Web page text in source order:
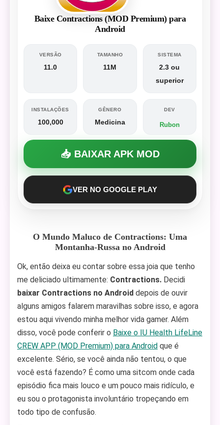
Baixe Contractions (MOD Premium) para
Android
VERSÃO
11.0
TAMANHO
11M
SISTEMA
2.3 ou
superior
INSTALAÇÕES
100,000
GÊNERO
Medicina
DEV
Rubon
📥 BAIXAR APK MOD
VER NO GOOGLE PLAY
O Mundo Maluco de Contractions: Uma
Montanha-Russa no Android
Ok, então deixa eu contar sobre essa joia que tenho
me deliciado ultimamente: Contractions. Decidi
baixar Contractions no Android depois de ouvir
alguns amigos falarem maravilhas sobre isso, e agora
estou aqui vivendo minha melhor vida gamer. Além
disso, você pode conferir o Baixe o IU Health LifeLine
CREW APP (MOD Premium) para Android que é
excelente. Sério, se você ainda não tentou, o que
você está fazendo? É como uma sitcom onde cada
episódio fica mais louco e um pouco mais ridículo, e
eu sou o protagonista involuntário tropeçando em
todo tipo de confusão.